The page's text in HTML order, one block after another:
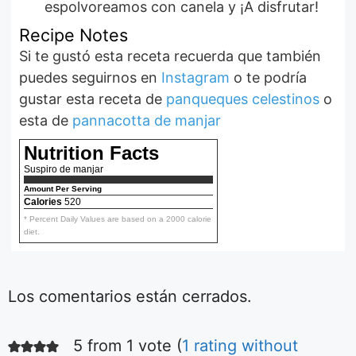
espolvoreamos con canela y ¡A disfrutar!
Recipe Notes
Si te gustó esta receta recuerda que también
puedes seguirnos en Instagram o te podría
gustar esta receta de panqueques celestinos o
esta de pannacotta de manjar
Nutrition Facts
Suspiro de manjar
Amount Per Serving
Calories 520
* Percent Daily Values are based on a 2000 calorie
diet.
Los comentarios están cerrados.
5 from 1 vote (1 rating without
Ensalada fácil